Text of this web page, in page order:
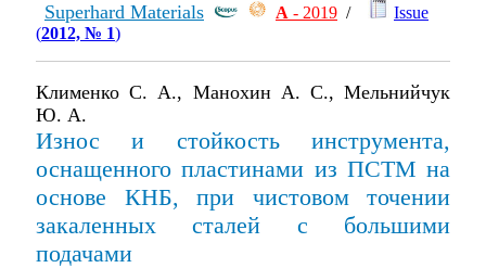
Superhard Materials А - 2019 /
Issue
(2012, № 1)
Клименко С. А., Манохин А. С., Мельнийчук
Ю. А.
Износ и стойкость инструмента,
оснащенного пластинами из ПСТМ на
основе КНБ, при чистовом точении
закаленных сталей с большими
подачами